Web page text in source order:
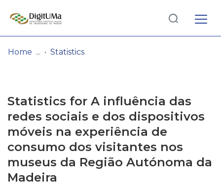
Browse repository
Entities
Log
In(current)
Home Statistics
Statistics for A influência das
redes sociais e dos dispositivos
móveis na experiência de
consumo dos visitantes nos
museus da Região Autónoma da
Madeira